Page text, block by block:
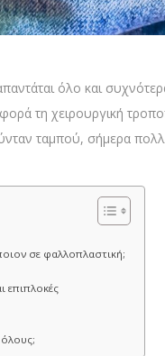
όλο και
τη χειρουργική
ταμπού, σήμερα
σε φαλλοπλαστική;
επιπλοκές
όλους;